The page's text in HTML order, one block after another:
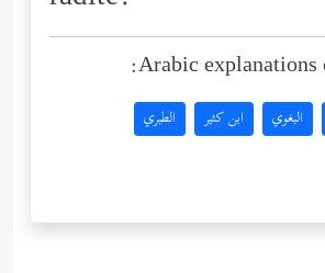
Arabic explanations
البغوي ابن كثير الطبري